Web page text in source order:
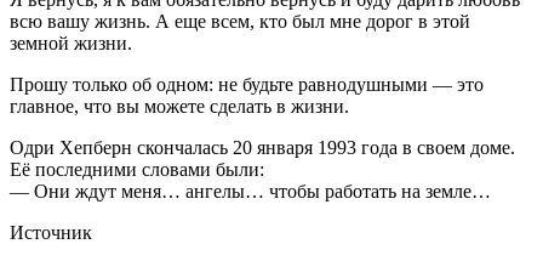
всю вашу жизнь. А еще всем, кто был мне дорог в этой
земной жизни.
Прошу только об одном: не будьте равнодушными — это
главное, что вы можете сделать в жизни.
Одри Хепберн скончалась 20 января 1993 года в своем доме.
Её последними словами были:
— Они ждут меня… ангелы… чтобы работать на земле…
Источник